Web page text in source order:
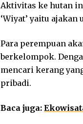
Aktivitas ke hutan ini
‘Wiyat’ yaitu ajakan
Para perempuan
berkelompok.
mencari kerang
pribadi.
Baca juga: